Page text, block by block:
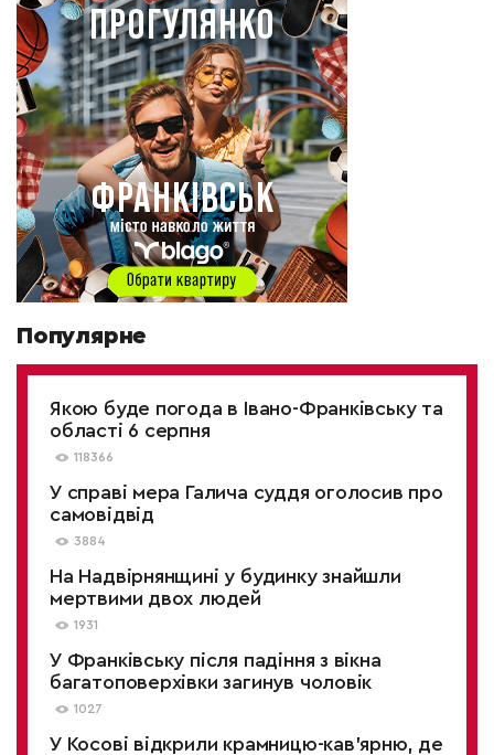
Популярне
Якою буде погода в Івано-Франківську та
області 6 серпня
118366
У справі мера Галича суддя оголосив про
самовідвід
3884
На Надвірнянщині у будинку знайшли
мертвими двох людей
1931
У Франківську після падіння з вікна
багатоповерхівки загинув чоловік
1027
У Косові відкрили крамницю-кав'ярню, де